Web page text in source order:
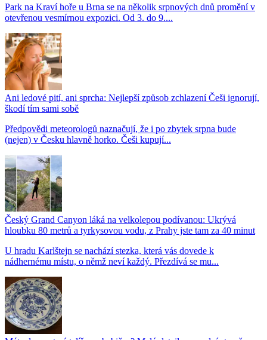
Park na Kraví hoře u Brna se na několik srpnových dnů promění v
otevřenou vesmírnou expozici. Od 3. do 9....
Ani ledové pití, ani sprcha: Nejlepší způsob zchlazení Češi ignorují,
škodí tím sami sobě
Předpovědi meteorologů naznačují, že i po zbytek srpna bude
(nejen) v Česku hlavně horko. Češi kupují...
Český Grand Canyon láká na velkolepou podívanou: Ukrývá
hloubku 80 metrů a tyrkysovou vodu, z Prahy jste tam za 40 minut
U hradu Karlštejn se nachází stezka, která vás dovede k
nádhernému místu, o němž neví každý. Přezdívá se mu...